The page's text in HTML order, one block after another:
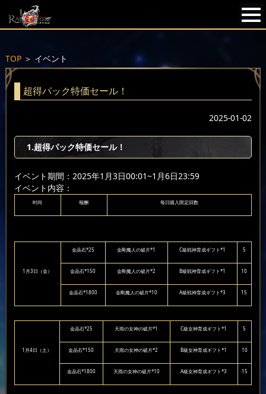
TOP＞ イベント
超得パック特価セール！
2025-01-02
1.超得パック特価セール！
イベント期間：2025年1月3日00:01~1月6日23:59
イベント内容：
时间 報酬 每日購入限定回数
1月3日（金）
金晶石*25 金剛魔人の破片*1 C級戦神育成ギフト*1 5
金晶石*150 金剛魔人の破片*2 B級戦神育成ギフト*1 10
金晶石*1800 金剛魔人の破片*10 A級戦神育成ギフト*3 15
1月4日（土）
金晶石*25 天雨の女神の破片*1 C級女神育成ギフト*1 5
金晶石*150 天雨の女神の破片*2 B級女神育成ギフト*1 10
金晶石*1800 天雨の女神の破片*10 A級女神育成ギフト*3 15